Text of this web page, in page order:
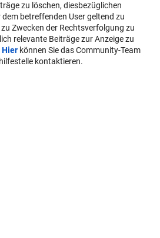
zu löschen, diesbezüglichen
betreffenden User geltend zu
Zwecken der Rechtsverfolgung zu
relevante Beiträge zur Anzeige zu
Hier können Sie das Community-Team
kontaktieren.